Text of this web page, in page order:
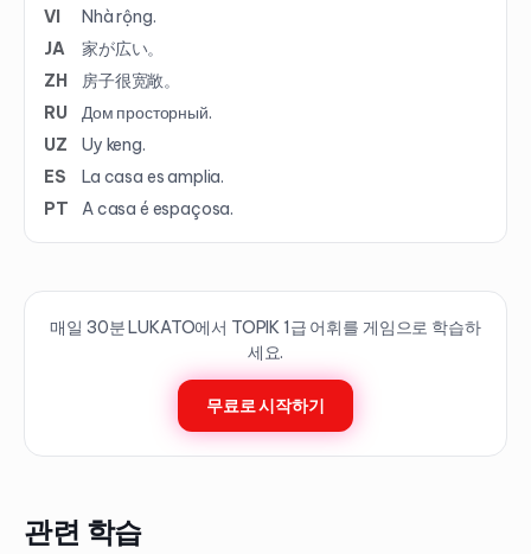
VI
Nhà rộng.
JA
家が広い。
ZH
房子很宽敞。
RU
Дом просторный.
UZ
Uy keng.
ES
La casa es amplia.
PT
A casa é espaçosa.
매일 30분 LUKATO에서 TOPIK 1급 어휘를 게임으로 학습하
세요.
무료로 시작하기
관련 학습